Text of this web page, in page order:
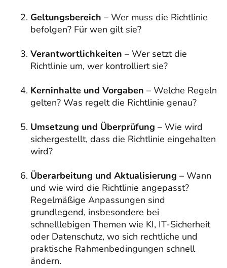
Geltungsbereich – Wer muss die Richtlinie
befolgen? Für wen gilt sie?
Verantwortlichkeiten – Wer setzt die
Richtlinie um, wer kontrolliert sie?
Kerninhalte und Vorgaben – Welche Regeln
gelten? Was regelt die Richtlinie genau?
Umsetzung und Überprüfung – Wie wird
sichergestellt, dass die Richtlinie eingehalten
wird?
Überarbeitung und Aktualisierung – Wann
und wie wird die Richtlinie angepasst?
Regelmäßige Anpassungen sind
grundlegend, insbesondere bei
schnelllebigen Themen wie KI, IT-Sicherheit
oder Datenschutz, wo sich rechtliche und
praktische Rahmenbedingungen schnell
ändern.